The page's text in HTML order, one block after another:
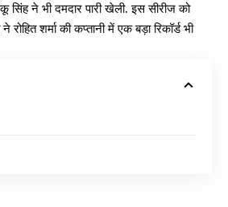
सिंह ने भी दमदार पारी खेली. इस सीरीज को
शर्मा की कप्तानी में एक बड़ा रिकॉर्ड भी